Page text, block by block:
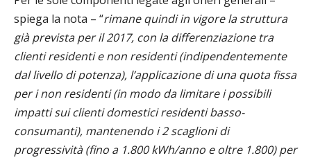
spiega la nota – “rimane quindi in vigore la struttura
già prevista per il 2017, con la differenziazione tra
clienti residenti e non residenti (indipendentemente
dal livello di potenza), l’applicazione di una quota fissa
per i non residenti (in modo da limitare i possibili
impatti sui clienti domestici residenti basso-
consumanti), mantenendo i 2 scaglioni di
progressività (fino a 1.800 kWh/anno e oltre 1.800) per